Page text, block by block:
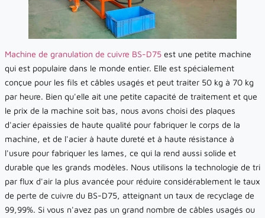
Machine de granulation de cuivre BS-D75 est une petite machine
qui est populaire dans le monde entier. Elle est spécialement
conçue pour les fils et câbles usagés et peut traiter 50 kg à 70 kg
par heure. Bien qu'elle ait une petite capacité de traitement et que
le prix de la machine soit bas, nous avons choisi des plaques
d'acier épaissies de haute qualité pour fabriquer le corps de la
machine, et de l'acier à haute dureté et à haute résistance à
l'usure pour fabriquer les lames, ce qui la rend aussi solide et
durable que les grands modèles. Nous utilisons la technologie de tri
par flux d'air la plus avancée pour réduire considérablement le taux
de perte de cuivre du BS-D75, atteignant un taux de recyclage de
99,99%. Si vous n'avez pas un grand nombre de câbles usagés ou